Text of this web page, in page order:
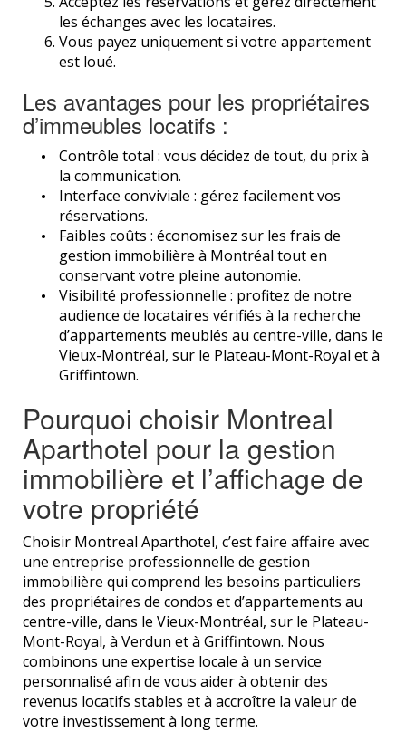
les échanges avec les locataires.
Vous payez uniquement si votre appartement
est loué.
Les avantages pour les propriétaires
d’immeubles locatifs :
Contrôle total : vous décidez de tout, du prix à
la communication.
Interface conviviale : gérez facilement vos
réservations.
Faibles coûts : économisez sur les frais de
gestion immobilière à Montréal tout en
conservant votre pleine autonomie.
Visibilité professionnelle : profitez de notre
audience de locataires vérifiés à la recherche
d’appartements meublés au centre-ville, dans le
Vieux-Montréal, sur le Plateau-Mont-Royal et à
Griffintown.
Pourquoi choisir Montreal
Aparthotel pour la gestion
immobilière et l’affichage de
votre propriété
Choisir Montreal Aparthotel, c’est faire affaire avec
une entreprise professionnelle de gestion
immobilière qui comprend les besoins particuliers
des propriétaires de condos et d’appartements au
centre-ville, dans le Vieux-Montréal, sur le Plateau-
Mont-Royal, à Verdun et à Griffintown. Nous
combinons une expertise locale à un service
personnalisé afin de vous aider à obtenir des
revenus locatifs stables et à accroître la valeur de
votre investissement à long terme.